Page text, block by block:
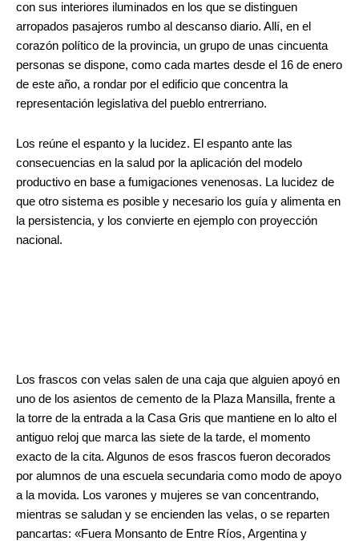
con sus interiores iluminados en los que se distinguen
arropados pasajeros rumbo al descanso diario. Allí, en el
corazón político de la provincia, un grupo de unas cincuenta
personas se dispone, como cada martes desde el 16 de enero
de este año, a rondar por el edificio que concentra la
representación legislativa del pueblo entrerriano.
Los reúne el espanto y la lucidez. El espanto ante las
consecuencias en la salud por la aplicación del modelo
productivo en base a fumigaciones venenosas. La lucidez de
que otro sistema es posible y necesario los guía y alimenta en
la persistencia, y los convierte en ejemplo con proyección
nacional.
Los frascos con velas salen de una caja que alguien apoyó en
uno de los asientos de cemento de la Plaza Mansilla, frente a
la torre de la entrada a la Casa Gris que mantiene en lo alto el
antiguo reloj que marca las siete de la tarde, el momento
exacto de la cita. Algunos de esos frascos fueron decorados
por alumnos de una escuela secundaria como modo de apoyo
a la movida. Los varones y mujeres se van concentrando,
mientras se saludan y se encienden las velas, o se reparten
pancartas: «Fuera Monsanto de Entre Ríos, Argentina y